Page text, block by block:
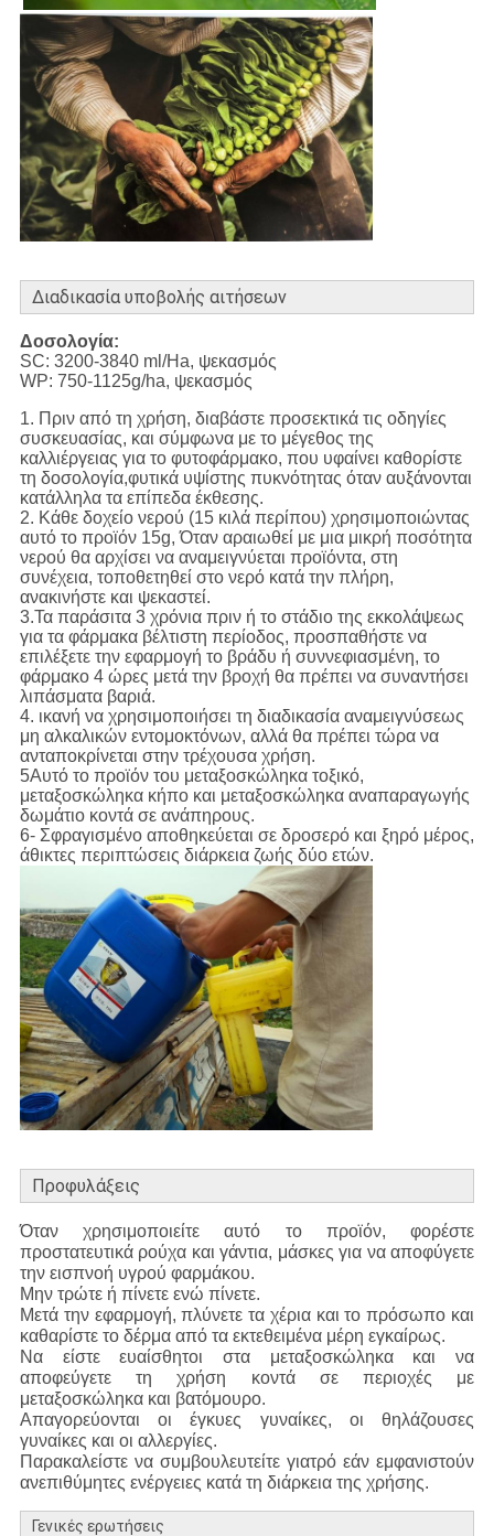
Διαδικασία υποβολής αιτήσεων
Δοσολογία:
SC: 3200-3840 ml/Ha, ψεκασμός
WP: 750-1125g/ha, ψεκασμός
1. Πριν από τη χρήση, διαβάστε προσεκτικά τις οδηγίες
συσκευασίας, και σύμφωνα με το μέγεθος της
καλλιέργειας για το φυτοφάρμακο, που υφαίνει καθορίστε
τη δοσολογία,φυτικά υψίστης πυκνότητας όταν αυξάνονται
κατάλληλα τα επίπεδα έκθεσης.
2. Κάθε δοχείο νερού (15 κιλά περίπου) χρησιμοποιώντας
αυτό το προϊόν 15g, Όταν αραιωθεί με μια μικρή ποσότητα
νερού θα αρχίσει να αναμειγνύεται προϊόντα, στη
συνέχεια, τοποθετηθεί στο νερό κατά την πλήρη,
ανακινήστε και ψεκαστεί.
3.Τα παράσιτα 3 χρόνια πριν ή το στάδιο της εκκολάψεως
για τα φάρμακα βέλτιστη περίοδος, προσπαθήστε να
επιλέξετε την εφαρμογή το βράδυ ή συννεφιασμένη, το
φάρμακο 4 ώρες μετά την βροχή θα πρέπει να συναντήσει
λιπάσματα βαριά.
4. ικανή να χρησιμοποιήσει τη διαδικασία αναμειγνύσεως
μη αλκαλικών εντομοκτόνων, αλλά θα πρέπει τώρα να
ανταποκρίνεται στην τρέχουσα χρήση.
5Αυτό το προϊόν του μεταξοσκώληκα τοξικό,
μεταξοσκώληκα κήπο και μεταξοσκώληκα αναπαραγωγής
δωμάτιο κοντά σε ανάπηρους.
6- Σφραγισμένο αποθηκεύεται σε δροσερό και ξηρό μέρος,
άθικτες περιπτώσεις διάρκεια ζωής δύο ετών.
Προφυλάξεις
Όταν χρησιμοποιείτε αυτό το προϊόν, φορέστε
προστατευτικά ρούχα και γάντια, μάσκες για να αποφύγετε
την εισπνοή υγρού φαρμάκου.
Μην τρώτε ή πίνετε ενώ πίνετε.
Μετά την εφαρμογή, πλύνετε τα χέρια και το πρόσωπο και
καθαρίστε το δέρμα από τα εκτεθειμένα μέρη εγκαίρως.
Να είστε ευαίσθητοι στα μεταξοσκώληκα και να
αποφεύγετε τη χρήση κοντά σε περιοχές με
μεταξοσκώληκα και βατόμουρο.
Απαγορεύονται οι έγκυες γυναίκες, οι θηλάζουσες
γυναίκες και οι αλλεργίες.
Παρακαλείστε να συμβουλευτείτε γιατρό εάν εμφανιστούν
ανεπιθύμητες ενέργειες κατά τη διάρκεια της χρήσης.
Γενικές ερωτήσεις